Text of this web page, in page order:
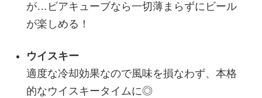
が…ビアキューブなら一切薄まらずにビール
が楽しめる！
ウイスキー
適度な冷却効果なので風味を損なわず、本格
的なウイスキータイムに◎